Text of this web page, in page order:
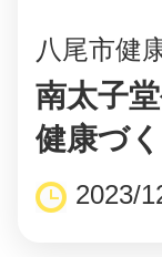
⼋尾市健
南太子
健康づ
2023/